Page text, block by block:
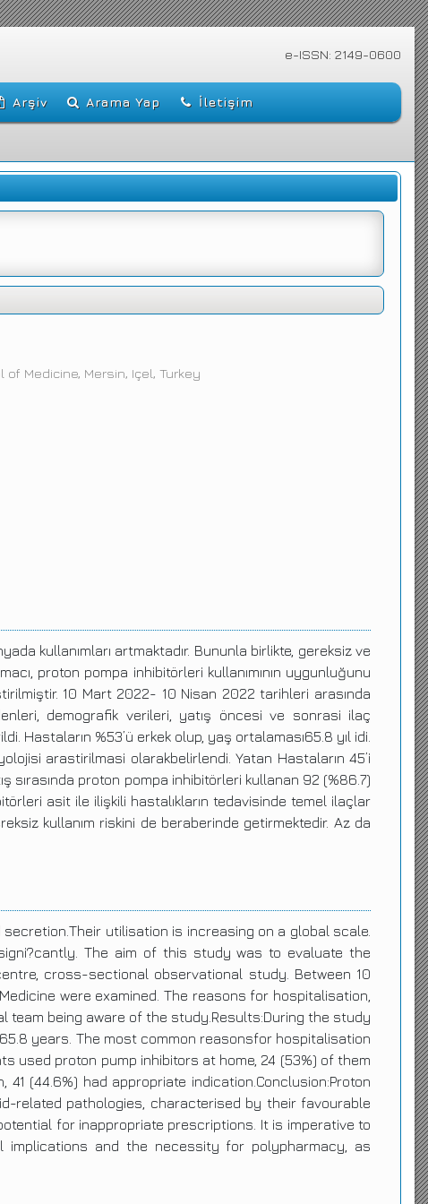
e-ISSN: 2149-0600
Arşiv Arama Yap İletişim
Medicine, Mersin, Içel, Turkey
kullanımları artmaktadır. Bununla birlikte, gereksiz ve
proton pompa inhibitörleri kullanımının uygunluğunu
10 Mart 2022- 10 Nisan 2022 tarihleri arasında
demografik verileri, yatış öncesi ve sonrasi ilaç
Hastaların %53’ü erkek olup, yaş ortalaması65.8 yıl idi.
arastirilmasi olarakbelirlendi. Yatan Hastaların 45’i
sırasında proton pompa inhibitörleri kullanan 92 (%86.7)
asit ile ilişkili hastalıkların tedavisinde temel ilaçlar
kullanım riskini de beraberinde getirmektedir. Az da
utilisation is increasing on a global scale.
The aim of this study was to evaluate the
cross-sectional observational study. Between 10
were examined. The reasons for hospitalisation,
being aware of the study.Results:During the study
years. The most common reasonsfor hospitalisation
used proton pump inhibitors at home, 24 (53%) of them
(44.6%) had appropriate indication.Conclusion:Proton
related pathologies, characterised by their favourable
for inappropriate prescriptions. It is imperative to
and the necessity for polypharmacy, as